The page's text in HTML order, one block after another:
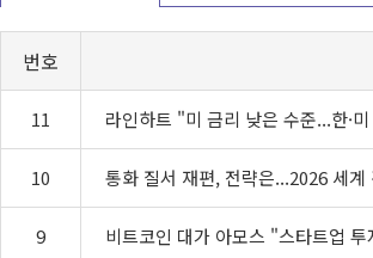
번호
11 라인하트 "미 금리 낮은 수준...한·
10 통화 질서 재편, 전략은...2026 세
9 비트코인 대가 아모스 "스타트업